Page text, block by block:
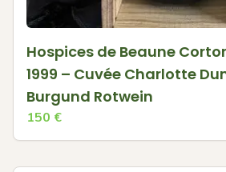
Hospices de Beaune
1999 – Cuvée Charlotte
Burgund Rotwein
150 €